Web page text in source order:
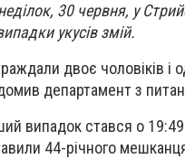
30 червня, у
укусів змій.
двоє чоловіків і
департамент з
випадок стався о 19:49
44-річного